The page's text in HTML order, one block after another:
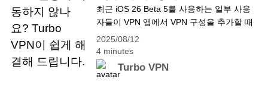
&hellip; Continue reading iOS 개인정보 보
호 강화: Turbo VPN 4.2.0 멀티홉 & 고정 IP
2025/08/12
4 minutes
Turbo VPN
VPN이 쉽게 해결해 드립니
다.
최근 iOS 26 Beta 5를 사용하는 일부 사용
자들이 VPN 앱에서 VPN 구성을 추가할 때
인증 문제가 발생해 연결에 실패하는 현상
을 보고했습니다. 이 문제는 특정 VPN 앱에
국한된 것이 아니라 iOS 26 Beta 5에서 도
입된 VPN 인증 프로세스 변경 때문에 발생